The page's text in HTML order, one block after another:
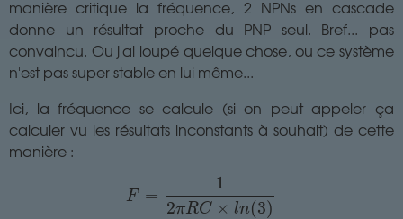
manière critique la fréquence, 2 NPNs en cascade
donne un résultat proche du PNP seul. Bref... pas
convaincu. Ou j'ai loupé quelque chose, ou ce système
n'est pas super stable en lui même...
Ici, la fréquence se calcule (si on peut appeler ça
calculer vu les résultats inconstants à souhait) de cette
manière :
F =
1
2πRC × ln(3)
×